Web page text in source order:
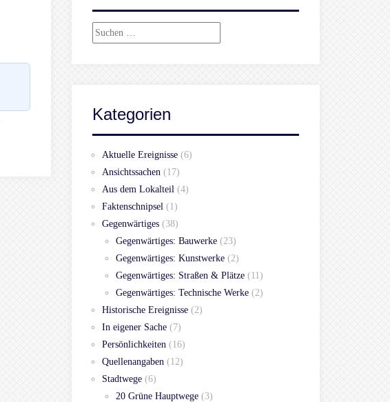
Suchen
Kategorien
Aktuelle Ereignisse (6)
Ansichtssachen (17)
Aus dem Lokalteil (4)
Faktenschnipsel (1)
Gegenwärtiges (38)
Gegenwärtiges: Bauwerke (23)
Gegenwärtiges: Kunstwerke (2)
Gegenwärtiges: Straßen & Plätze (11)
Gegenwärtiges: Technische Werke (2)
Historische Ereignisse (2)
In eigener Sache (7)
Persönlichkeiten (16)
Quellenangaben (12)
Stadtwege (6)
20 Grüne Hauptwege (3)